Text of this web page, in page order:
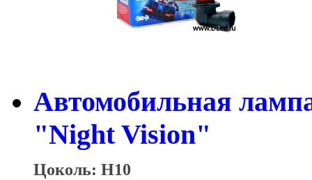
Автомобильная
"Night Vision"
Цоколь: H10